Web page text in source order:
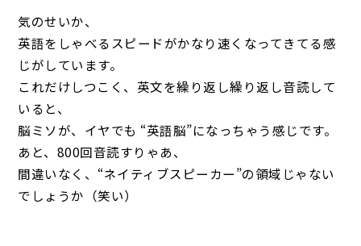
気のせいか、
英語をしゃべるスピードがかなり速くなってきてる感
じがしています。
これだけしつこく、英文を繰り返し繰り返し音読して
いると、
脳ミソが、イヤでも “英語脳”になっちゃう感じです。
あと、800回音読すりゃあ、
間違いなく、“ネイティブスピーカー”の領域じゃない
でしょうか（笑い）